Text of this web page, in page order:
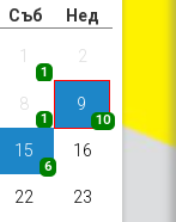
Съб Нед
1
1
2
8
1
9
10
15
6
16
22 23